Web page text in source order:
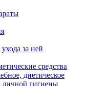
за ней
средства
диетическое
личной гигиены